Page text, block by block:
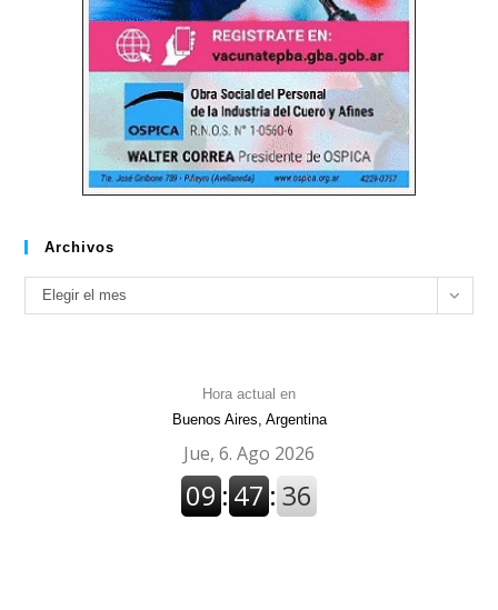
Archivos
Archivos
Elegir el mes
Hora actual en
Buenos Aires, Argentina